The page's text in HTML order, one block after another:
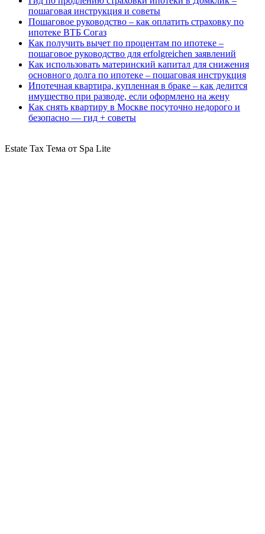
пошаговая инструкция и советы
Пошаговое руководство – как оплатить страховку по
ипотеке ВТБ Согаз
Как получить вычет по процентам по ипотеке –
пошаговое руководство для erfolgreichen заявлений
Как использовать материнский капитал для снижения
основного долга по ипотеке – пошаговая инструкция
Ипотечная квартира, купленная в браке – как делится
имущество при разводе, если оформлено на жену
Как снять квартиру в Москве посуточно недорого и
безопасно — гид + советы
Estate Tax Тема от Spa Lite